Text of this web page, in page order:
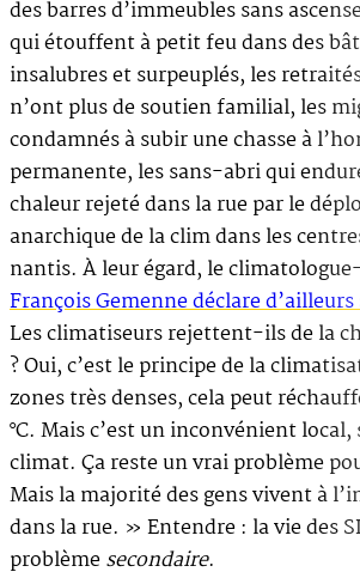
des barres d’immeubles sans
qui étouffent à petit feu dans des
insalubres et surpeuplés, les
n’ont plus de soutien familial, les
condamnés à subir une chasse à
permanente, les sans-abri qui
chaleur rejeté dans la rue par le
anarchique de la clim dans les
nantis. À leur égard, le
François Gemenne déclare
Les climatiseurs rejettent-ils de la
? Oui, c’est le principe de la
zones très denses, cela peut
°C. Mais c’est un inconvénient
climat. Ça reste un vrai problème
Mais la majorité des gens vivent à
dans la rue. » Entendre : la vie des
problèmesecondaire.